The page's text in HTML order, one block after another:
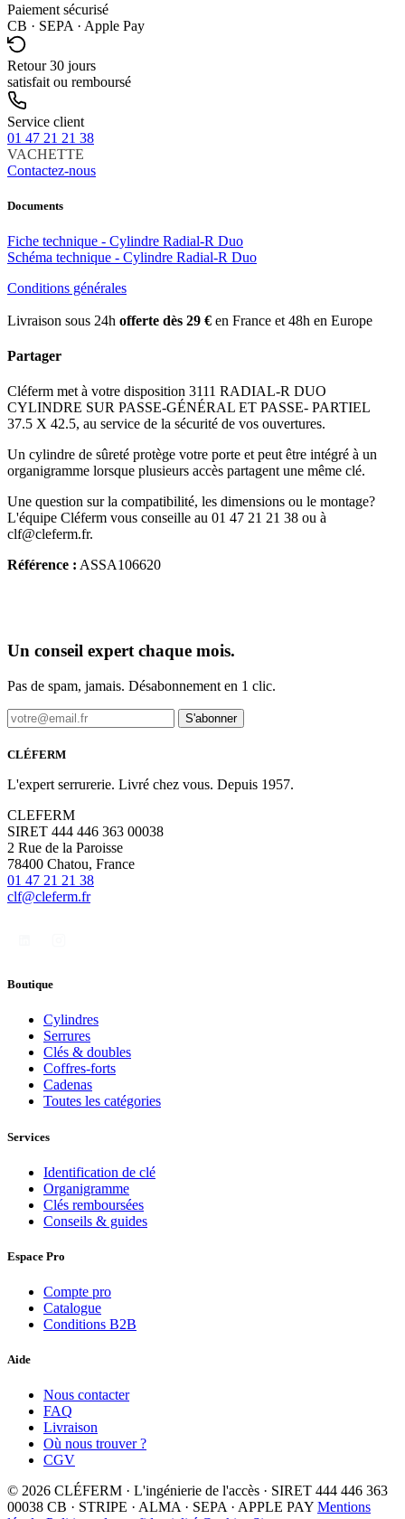
Paiement sécurisé
CB · SEPA · Apple Pay
Retour 30 jours
satisfait ou remboursé
Service client
01 47 21 21 38
VACHETTE
Contactez-nous
Documents
Fiche technique - Cylindre Radial-R Duo
Schéma technique - Cylindre Radial-R Duo
Conditions générales
Livraison sous 24h offerte dès 29 € en France et 48h en Europe
Partager
Cléferm met à votre disposition 3111 RADIAL-R DUO
CYLINDRE SUR PASSE-GÉNÉRAL ET PASSE- PARTIEL
37.5 X 42.5, au service de la sécurité de vos ouvertures.
Un cylindre de sûreté protège votre porte et peut être intégré à un
organigramme lorsque plusieurs accès partagent une même clé.
Une question sur la compatibilité, les dimensions ou le montage?
L'équipe Cléferm vous conseille au 01 47 21 21 38 ou à
clf@cleferm.fr.
Référence : ASSA106620
Un conseil expert chaque mois.
Pas de spam, jamais. Désabonnement en 1 clic.
S'abonner
CLÉFERM
L'expert serrurerie. Livré chez vous. Depuis 1957.
CLEFERM
SIRET 444 446 363 00038
2 Rue de la Paroisse
78400 Chatou, France
01 47 21 21 38
clf@cleferm.fr
Boutique
Cylindres
Serrures
Clés & doubles
Coffres-forts
Cadenas
Toutes les catégories
Services
Identification de clé
Organigramme
Clés remboursées
Conseils & guides
Espace Pro
Compte pro
Catalogue
Conditions B2B
Aide
Nous contacter
FAQ
Livraison
Où nous trouver ?
CGV
© 2026 CLÉFERM · L'ingénierie de l'accès · SIRET 444 446 363
00038 CB · STRIPE · ALMA · SEPA · APPLE PAY Mentions